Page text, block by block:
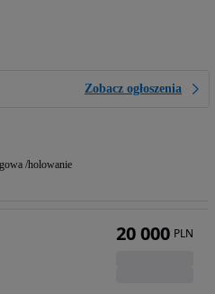
Zobacz ogłoszenia
/holowanie
20 000 PLN